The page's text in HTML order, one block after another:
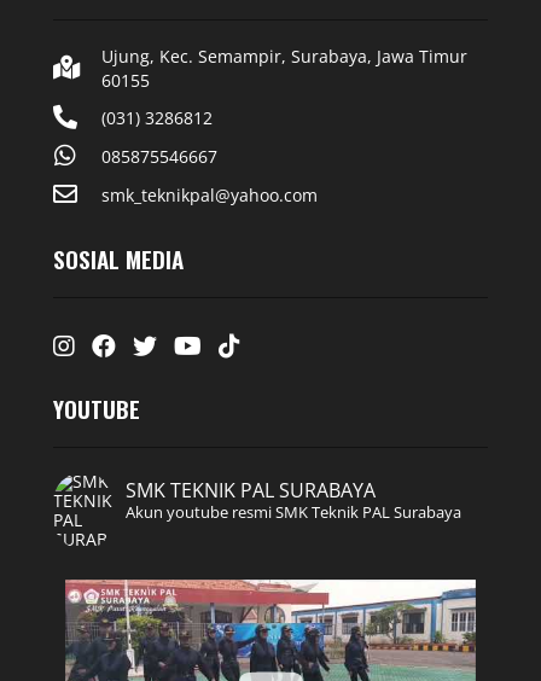
Ujung, Kec. Semampir, Surabaya, Jawa Timur
60155
(031) 3286812
085875546667
smk_teknikpal@yahoo.com
SOSIAL MEDIA
Instagram
FacebookTwitterYoutube
Tiktok
YOUTUBE
SMK TEKNIK PAL SURABAYA
Akun youtube resmi SMK Teknik PAL Surabaya